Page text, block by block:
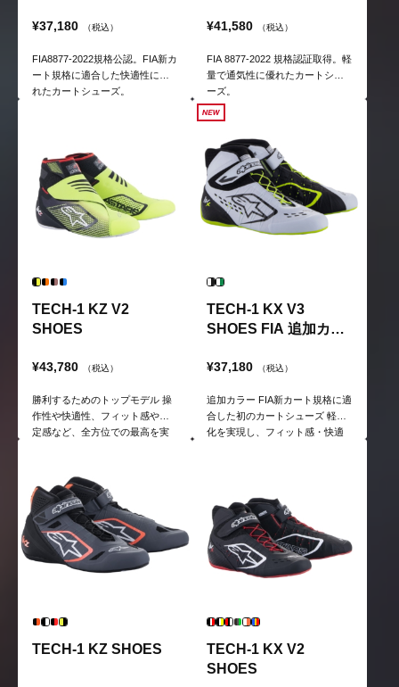
¥37,180 （税込）
FIA8877-2022規格公認。FIA新カ
ート規格に適合した快適性に優
れたカートシューズ。
¥41,580 （税込）
FIA 8877-2022 規格認証取得。軽
量で通気性に優れたカートシュ
ーズ。
TECH-1 KZ V2
SHOES
¥43,780 （税込）
勝利するためのトップモデル 操
作性や快適性、フィット感や安
定感など、全方位での最高を実
TECH-1 KX V3
SHOES FIA 追加カラ
¥37,180 （税込）
追加カラー FIA新カート規格に適
合した初のカートシューズ 軽量
化を実現し、フィット感・快適
TECH-1 KZ SHOES
TECH-1 KX V2
SHOES